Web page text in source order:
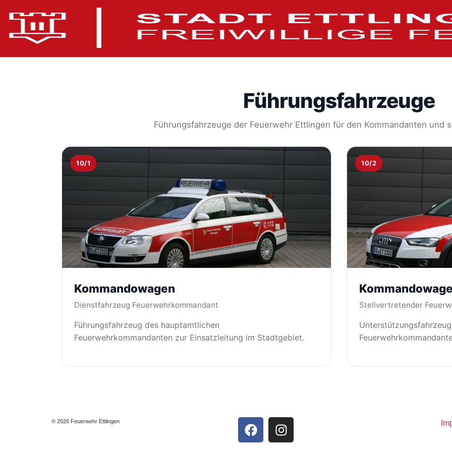
Führungsfahrzeuge
Führungsfahrzeuge der Feuerwehr Ettlingen für den Kommandanten und
10/1
Kommandowagen
Dienstfahrzeug Feuerwehrkommandant
Führungsfahrzeug des hauptamtlichen
Feuerwehrkommandanten zur Einsatzleitung im Stadtgebiet.
10/2
Stellvertretender
© 2026 Feuerwehr Ettlingen